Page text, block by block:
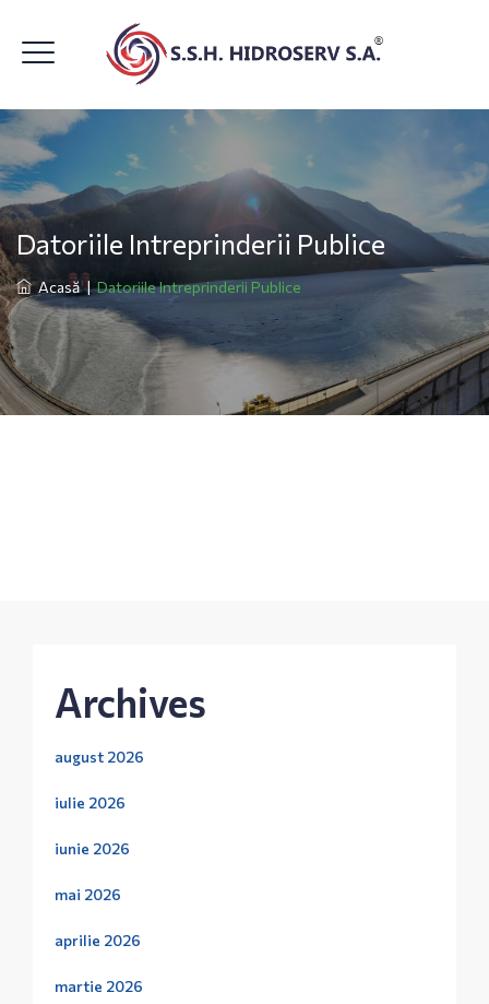
Datoriile Intreprinderii Publice
Acasă|Datoriile Intreprinderii Publice
Archives
august 2026
iulie 2026
iunie 2026
mai 2026
aprilie 2026
martie 2026